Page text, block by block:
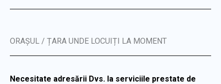
ORAȘUL / ȚARA UNDE LOCUIȚI LA MOMENT
Necesitate adresării Dvs. la serviciile prestate de